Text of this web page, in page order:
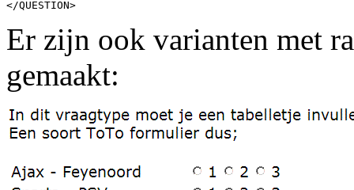
Er zijn ook varianten met
gemaakt: